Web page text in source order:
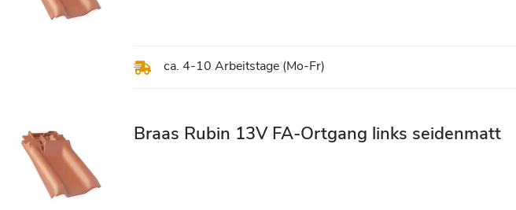
ca. 4-10 Arbeitstage (Mo-Fr)
Braas Rubin 13V FA-Ortgang links seidenmatt